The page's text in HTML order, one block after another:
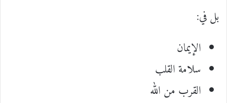
بل في:
الإيمان
سلامة القلب
القرب من الله